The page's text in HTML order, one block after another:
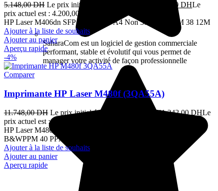
SaharaCom est un logiciel de gestion commerciale
performant, stable et évolutif qui vous permet de
manager votre activité de façon professionnelle
5.148,00DH Le prix initial était : 5.148,00 DH. 4.200,00 DHLe
prix actuel est : 4.200,00 DH.
HP Laser M406dn SFP Non Mono A4 Non 38 B&WPPM 38 12M
Ajouter à la liste de souhaits
Ajouter au panier
Aperçu rapide
-4%
Comparer
Imprimante HP Laser M480f (3QA55A)
11.748,00DH Le prix initial était : 11.748,00 DH.11.242,00DHLe
prix actuel est : 11.242,00 DH.
HP Laser M480f MFP 4en1 Réseau Couleur A4 Recto Verso 40
B&WPPM 40 PPMCOL 40 12M
Ajouter à la liste de souhaits
Ajouter au panier
Aperçu rapide